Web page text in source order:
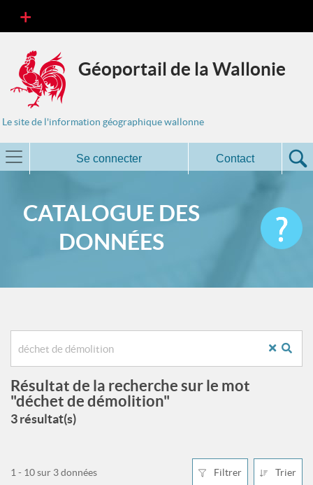
Géoportail de la Wallonie
Le site de l'information géographique wallonne
Se connecter Contact
CATALOGUE DES
DONNÉES
Résultat de la recherche sur le mot
"déchet de démolition"
3 résultat(s)
Filtrer Trier
1 - 10 sur 3 données